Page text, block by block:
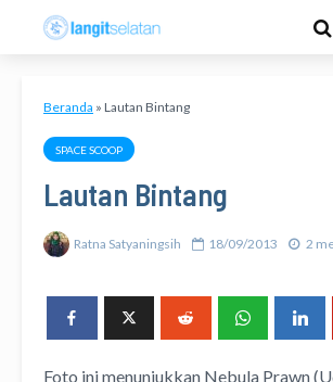
Beranda » Lautan Bintang
SPACE SCOOP
Lautan Bintang
Ratna Satyaningsih 18/09/2013 2
Foto ini menunjukkan Nebula Prawn